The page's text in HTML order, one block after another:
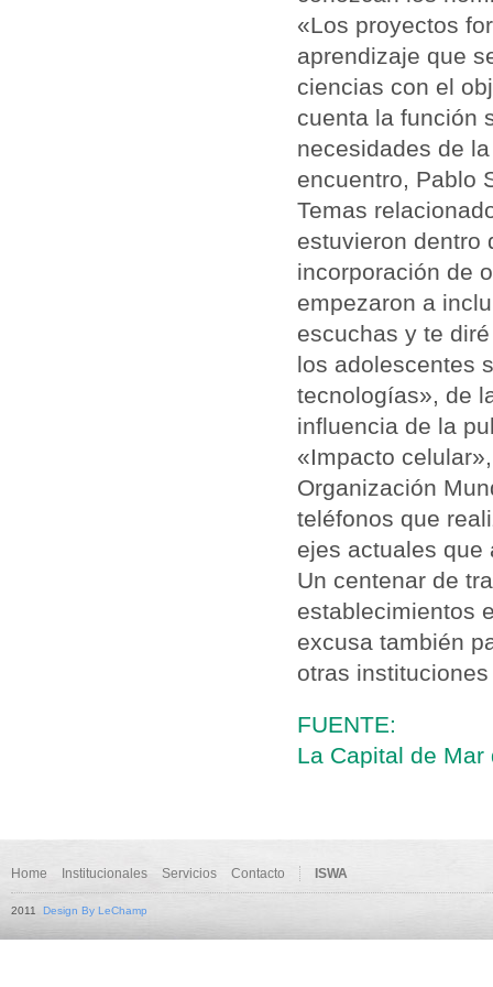
«Los proyectos
aprendizaje que
ciencias con el
cuenta la función
necesidades de
encuentro, Pablo
Temas
estuvieron dentro
incorporación de
empezaron a
escuchas y te
los adolescentes
tecnologías», de
influencia de la
«Impacto
Organización
teléfonos que
ejes actuales que
Un centenar de
establecimientos
excusa también
otras
FUENTE:
La Capital de Mar
Home Institucionales Servicios Contacto ISWA
2011 Design By LeChamp